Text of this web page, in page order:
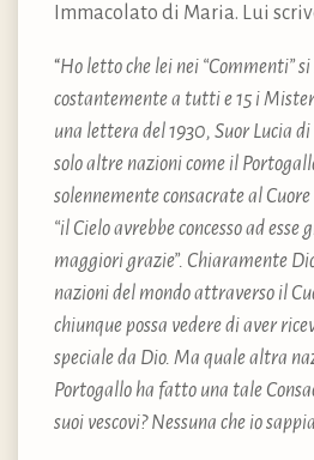
Immacolato di Maria. Lui
“Ho letto che lei nei “Commenti”
costantemente a tutti e 15 i
una lettera del 1930, Suor Lucia di
solo altre nazioni come il
solennemente consacrate al
“il Cielo avrebbe concesso ad
maggiori grazie”. Chiaramente
nazioni del mondo attraverso il
chiunque possa vedere di aver
speciale da Dio. Ma quale altra
Portogallo ha fatto una tale
suoi vescovi? Nessuna che io